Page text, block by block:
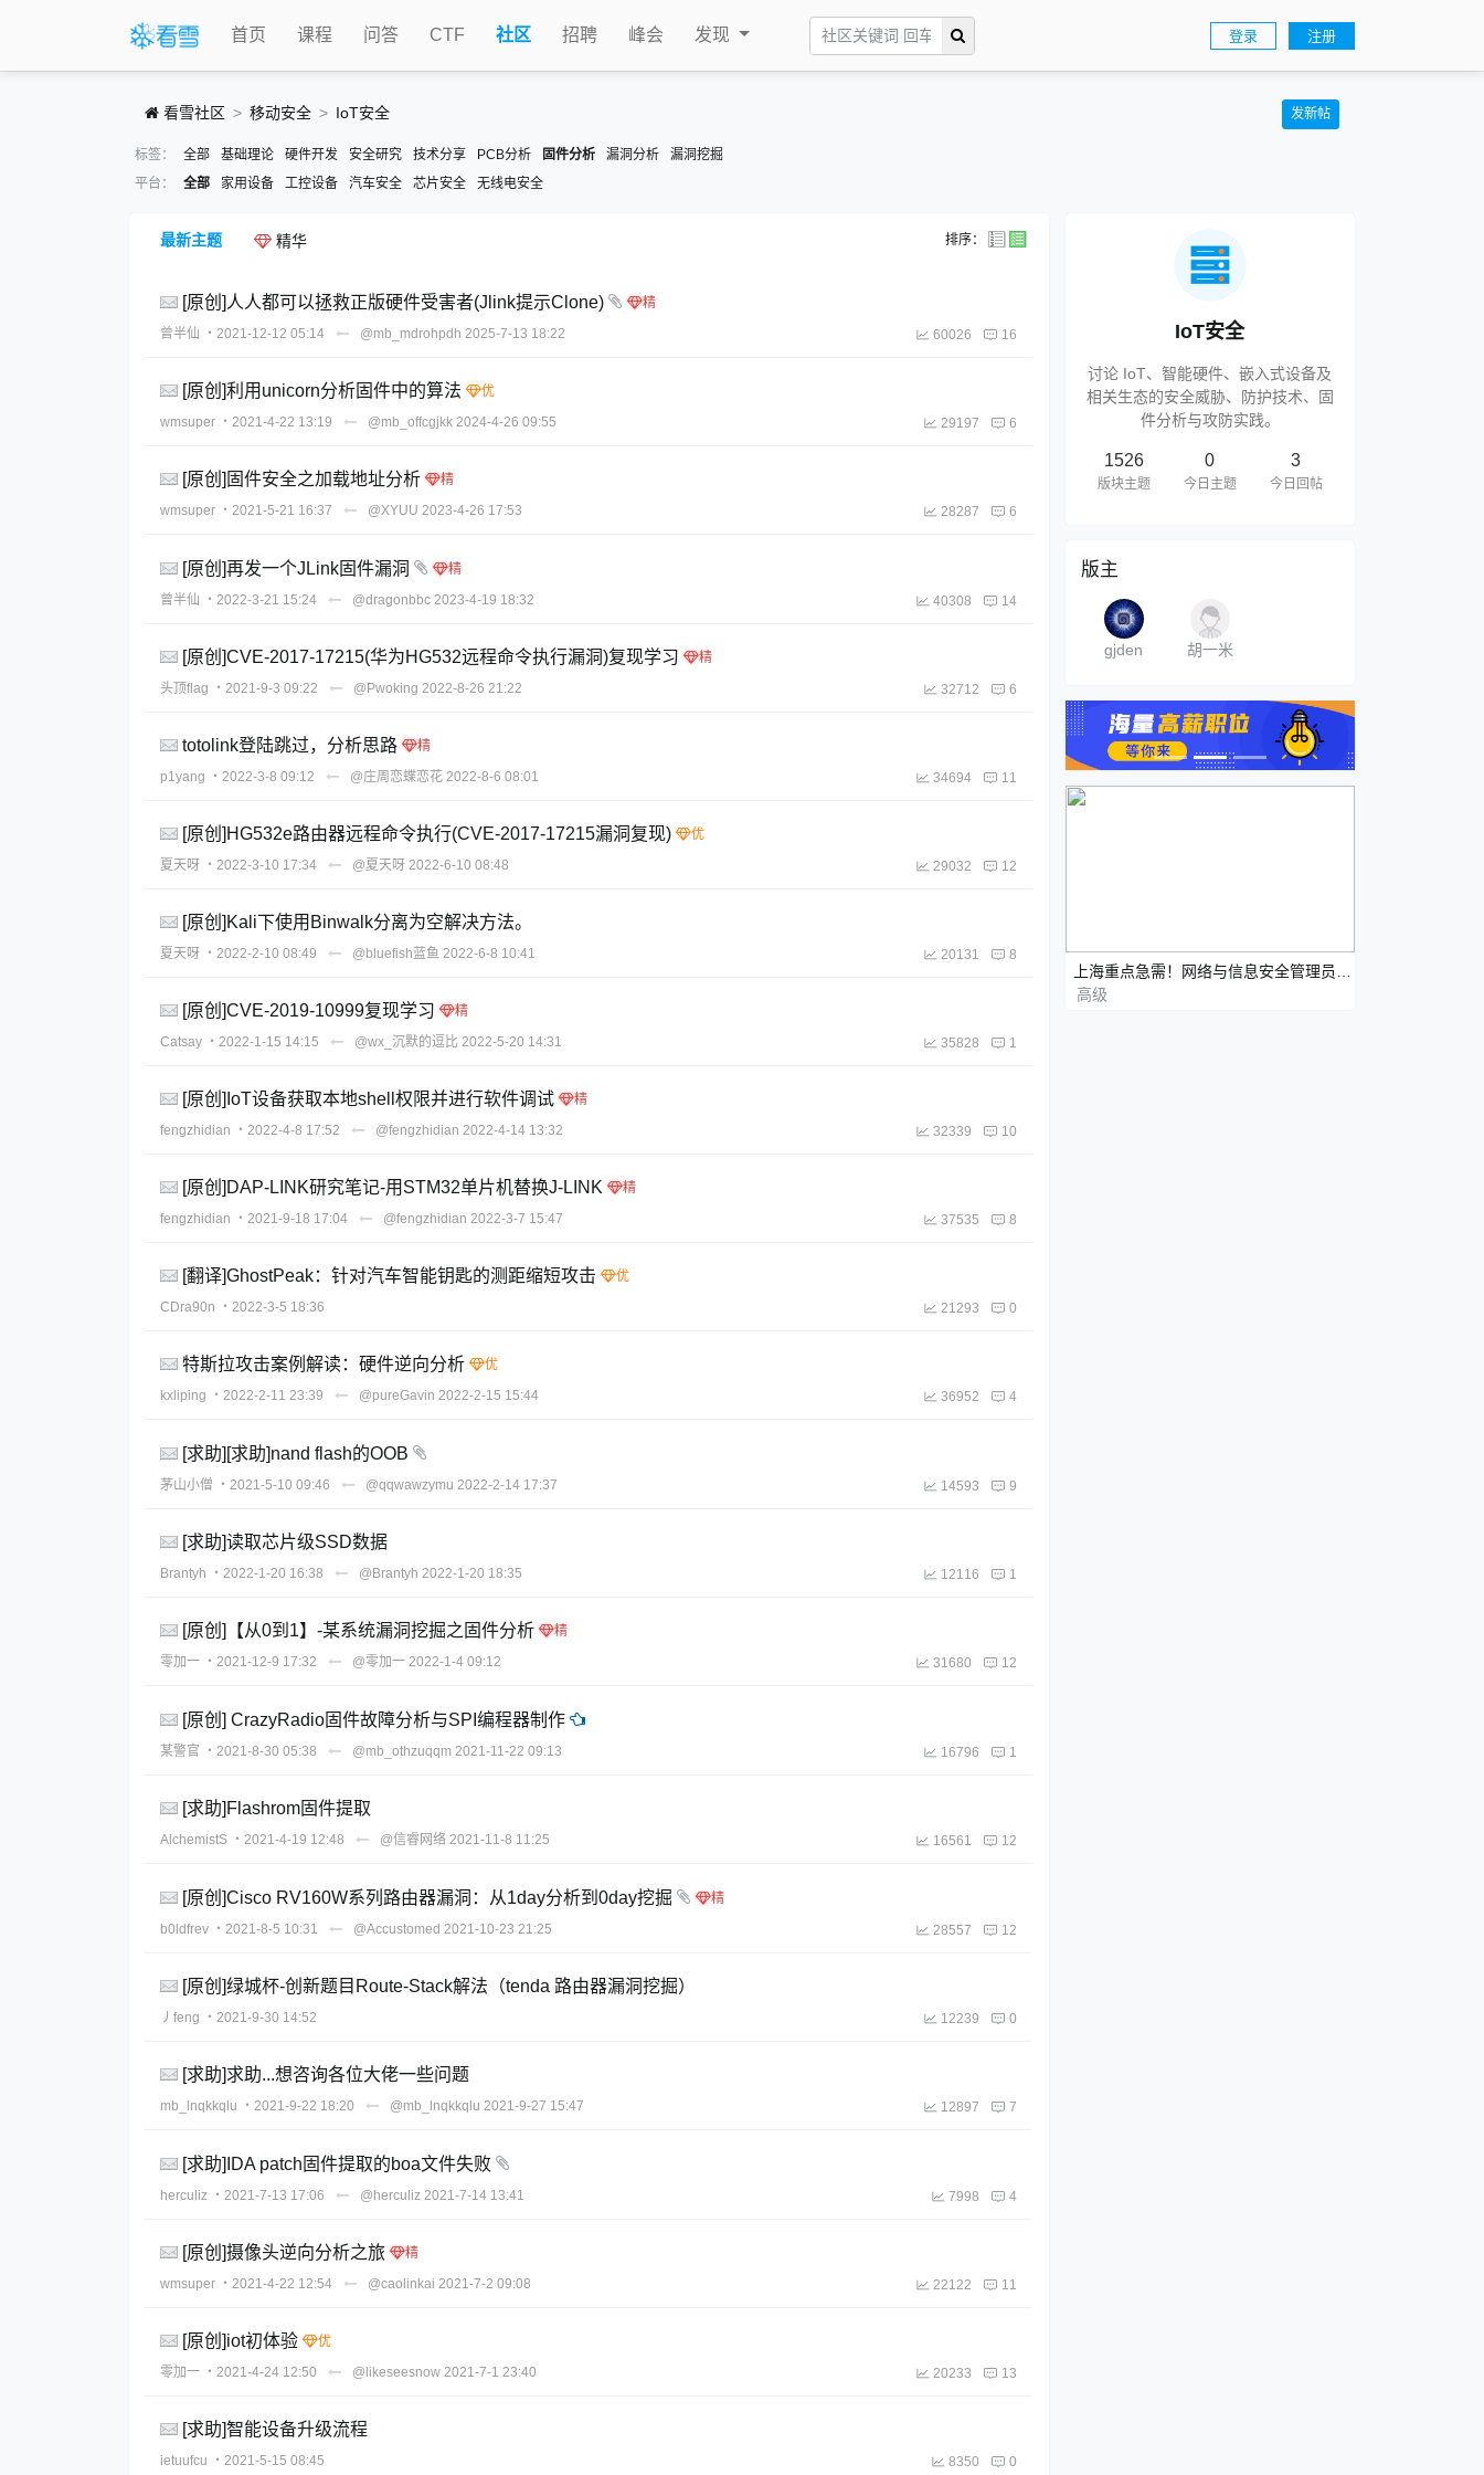
首页 课程 问答 CTF 社区 招聘 峰会 发现 登录 注册
看雪社区 移动安全 IoT安全 发新帖
标签： 全部 基础理论 硬件开发 安全研究 技术分享 PCB分析 固件分析 漏洞分析
漏洞挖掘
平台：
全部 家用设备 工控设备 汽车安全 芯片安全 无线电安全
最新主题 精华 排序：
[原创]人人都可以拯救正版硬件受害者(Jlink提示Clone)
曾半仙 ・2021-12-12 05:14 @mb_mdrohpdh 2025-7-13 18:22 60026 16
[原创]利用unicorn分析固件中的算法
wmsuper ・2021-4-22 13:19 @mb_offcgjkk 2024-4-26 09:55 29197 6
[原创]固件安全之加载地址分析
wmsuper ・2021-5-21 16:37 @XYUU 2023-4-26 17:53 28287 6
[原创]再发一个JLink固件漏洞
曾半仙 ・2022-3-21 15:24 @dragonbbc 2023-4-19 18:32 40308 14
[原创]CVE-2017-17215(华为HG532远程命令执行漏洞)复现学习
头顶flag ・2021-9-3 09:22 @Pwoking 2022-8-26 21:22 32712 6
totolink登陆跳过，分析思路
p1yang ・2022-3-8 09:12 @庄周恋蝶恋花 2022-8-6 08:01 34694 11
[原创]HG532e路由器远程命令执行(CVE-2017-17215漏洞复现)
夏天呀 ・2022-3-10 17:34 @夏天呀 2022-6-10 08:48 29032 12
[原创]Kali下使用Binwalk分离为空解决方法。
夏天呀 ・2022-2-10 08:49 @bluefish蓝鱼 2022-6-8 10:41 20131 8
[原创]CVE-2019-10999复现学习
Catsay ・2022-1-15 14:15 @wx_沉默的逗比 2022-5-20 14:31 35828 1
[原创]IoT设备获取本地shell权限并进行软件调试
fengzhidian ・2022-4-8 17:52 @fengzhidian 2022-4-14 13:32 32339 10
[原创]DAP-LINK研究笔记-用STM32单片机替换J-LINK
fengzhidian ・2021-9-18 17:04 @fengzhidian 2022-3-7 15:47 37535 8
[翻译]GhostPeak：针对汽车智能钥匙的测距缩短攻击
CDra90n ・2022-3-5 18:36 21293 0
特斯拉攻击案例解读：硬件逆向分析
kxliping ・2022-2-11 23:39 @pureGavin 2022-2-15 15:44 36952 4
[求助][求助]nand flash的OOB
茅山小僧 ・2021-5-10 09:46 @qqwawzymu 2022-2-14 17:37 14593 9
[求助]读取芯片级SSD数据
Brantyh ・2022-1-20 16:38 @Brantyh 2022-1-20 18:35 12116 1
[原创]【从0到1】-某系统漏洞挖掘之固件分析
零加一 ・2021-12-9 17:32 @零加一 2022-1-4 09:12 31680 12
[原创] CrazyRadio固件故障分析与SPI编程器制作
某警官 ・2021-8-30 05:38 @mb_othzuqqm 2021-11-22 09:13 16796 1
[求助]Flashrom固件提取
AlchemistS ・2021-4-19 12:48 @信睿网络 2021-11-8 11:25 16561 12
[原创]Cisco RV160W系列路由器漏洞：从1day分析到0day挖掘
b0ldfrev ・2021-8-5 10:31 @Accustomed 2021-10-23 21:25 28557 12
[原创]绿城杯-创新题目Route-Stack解法（tenda 路由器漏洞挖掘）
丿feng ・2021-9-30 14:52 12239 0
[求助]求助...想咨询各位大佬一些问题
mb_lnqkkqlu ・2021-9-22 18:20 @mb_lnqkkqlu 2021-9-27 15:47 12897 7
[求助]IDA patch固件提取的boa文件失败
herculiz ・2021-7-13 17:06 @herculiz 2021-7-14 13:41 7998 4
[原创]摄像头逆向分析之旅
wmsuper ・2021-4-22 12:54 @caolinkai 2021-7-2 09:08 22122 11
[原创]iot初体验
零加一 ・2021-4-24 12:50 @likeseesnow 2021-7-1 23:40 20233 13
[求助]智能设备升级流程
ietuufcu ・2021-5-15 08:45 8350 0
IoT安全
讨论 IoT、智能硬件、嵌入式设备及
相关生态的安全威胁、防护技术、固
件分析与攻防实践。
1526
版块主题
0
今日主题
3
今日回帖
版主
gjden 胡一米
高级